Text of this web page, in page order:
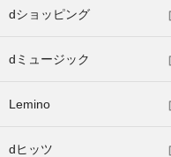
dショッピング
dミュージック
Lemino
dヒッツ